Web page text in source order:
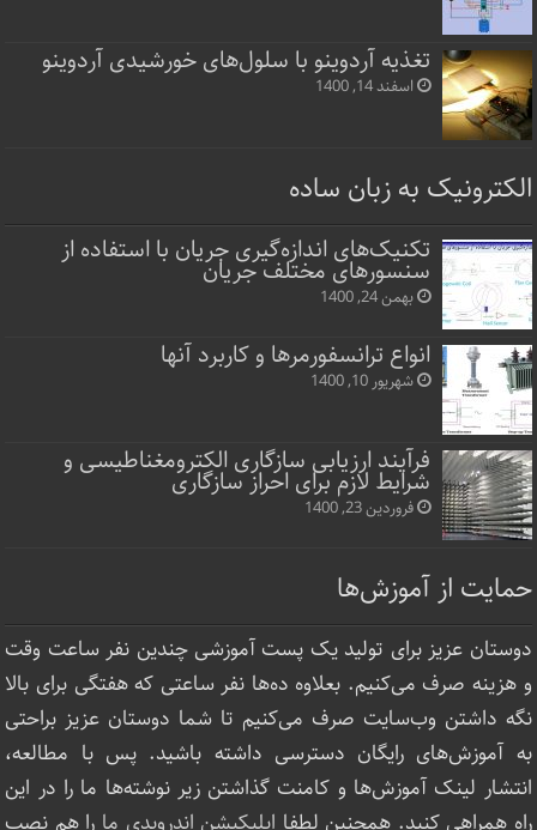
تغذیه آردوینو با سلول‌های خورشیدی آردوینو
اسفند 14, 1400
الکترونیک به زبان ساده
تکنیک‌های اندازه‌گیری جریان با استفاده از
سنسورهای مختلف جریان
بهمن 24, 1400
انواع ترانسفورمرها و کاربرد آنها
شهریور 10, 1400
فرآیند ارزیابی سازگاری الکترومغناطیسی و
شرایط لازم برای احراز سازگاری
فروردین 23, 1400
حمایت از آموزش‌ها
دوستان عزیز برای تولید یک پست آموزشی چندین نفر ساعت‌ وقت
و هزینه صرف می‌کنیم. بعلاوه ده‌ها نفر ساعتی که هفتگی برای بالا
نگه داشتن وب‌سایت صرف ‌می‌کنیم تا شما دوستان عزیز براحتی
به آموزش‌های رایگان دسترسی داشته باشید. پس با مطالعه،
انتشار لینک‌ آموزش‌ها و کامنت گذاشتن زیر نوشته‌‌ها ما را در این